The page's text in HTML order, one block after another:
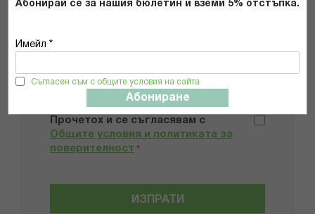
Абонирай се за нашия бюлетин и вземи 5% отстъпка.
Имейл *
Съгласен съм с общите условия на сайта
Абониране
Добави снимки
Препоръчвам продукта
Прочетох и се съгласявам с
Общите условия и политиката за
поверителност *
ИЗПРАТИ